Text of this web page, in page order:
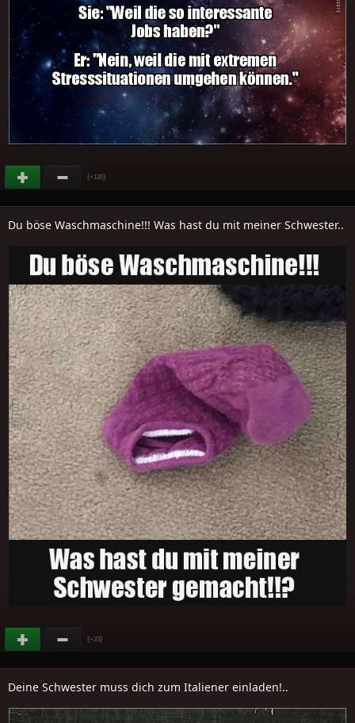
(+135)
Du böse Waschmaschine!!! Was hast du mit meiner Schwester..
(+23)
Deine Schwester muss dich zum Italiener einladen!..